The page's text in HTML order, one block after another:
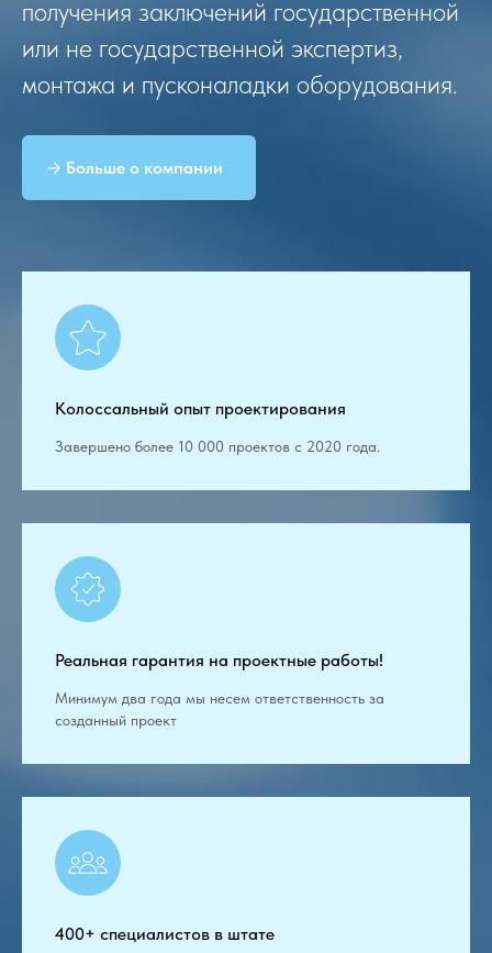
получения заключений государственной
или не государственной экспертиз,
монтажа и пусконаладки оборудования.
Больше о компании
Колоссальный опыт проектирования
Завершено более 10 000 проектов с 2020 года.
Реальная гарантия на проектные работы!
Минимум два года мы несем ответственность за
созданный проект
400+ специалистов в штате